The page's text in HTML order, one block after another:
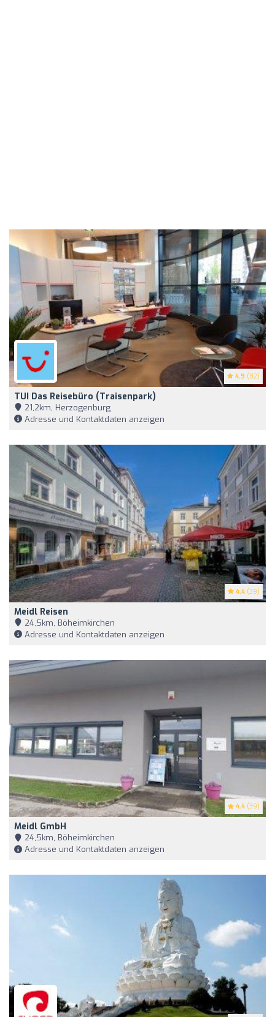
4.9 (82)
TUI Das Reisebüro (Traisenpark)
21,2km, Herzogenburg
Adresse und Kontaktdaten anzeigen
4.4 (39)
Meidl Reisen
24,5km, Böheimkirchen
Adresse und Kontaktdaten anzeigen
4.4 (39)
Meidl GmbH
24,5km, Böheimkirchen
Adresse und Kontaktdaten anzeigen